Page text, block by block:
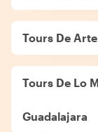
Tours De
Tours De Lo
Guadalajara